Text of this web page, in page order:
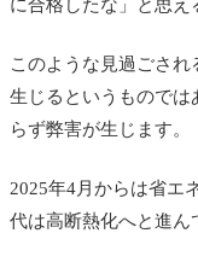
に合格したな」と思え
このような見過ごさ
生じるというものでは
らず弊害が生じます。
2025年4月からは省エ
代は高断熱化へと進ん